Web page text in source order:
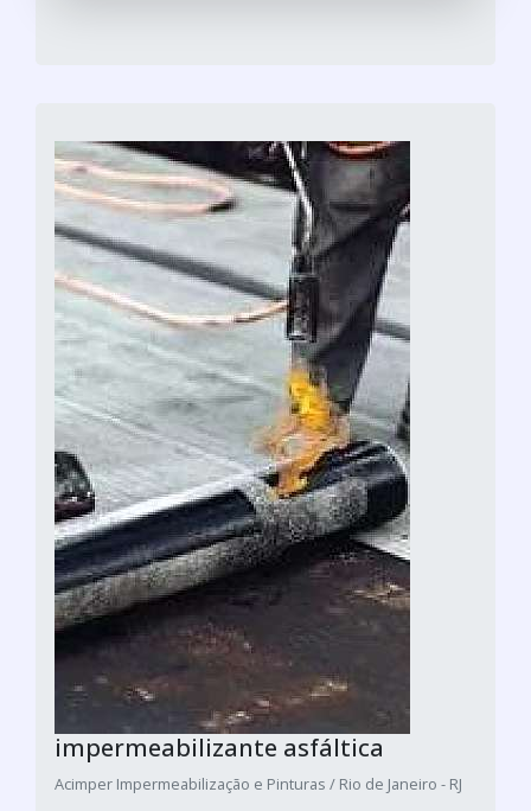
impermeabilizante asfáltica
Acimper Impermeabilização e Pinturas / Rio de Janeiro - RJ